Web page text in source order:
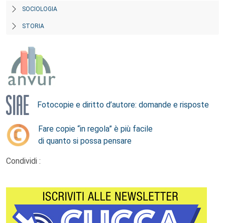
SOCIOLOGIA
STORIA
Fotocopie e diritto d’autore: domande e risposte
Fare copie “in regola” è più facile
di quanto si possa pensare
Condividi :